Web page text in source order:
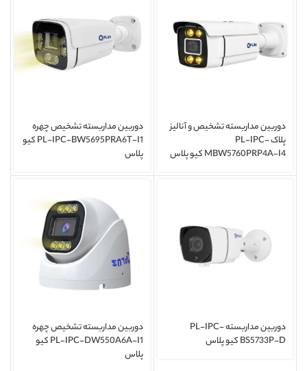
دوربین مداربسته تشخیص و آنالیز
پلاک PL-IPC-
MBW5760PRP4A-I4 کیو پلاس
دوربین مداربسته تشخیص چهره
PL-IPC-BW5695PRA6T-I1 کیو
پلاس
دوربین مداربسته PL-IPC-
BS5733P-D کیو پلاس
دوربین مداربسته تشخیص چهره
PL-IPC-DW550A6A-I1 کیو
پلاس